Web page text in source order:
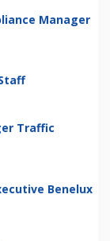
Manager
Traffic
Benelux